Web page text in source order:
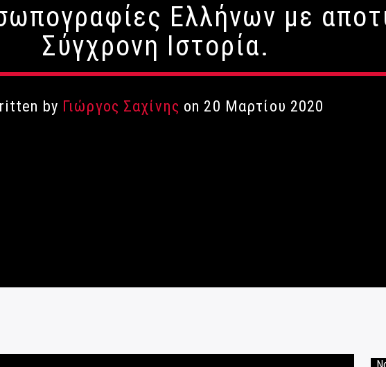
Ελλήνων με
Σύγχρονη Ιστορία.
by Γιώργος Σαχίνης on 20 Μαρτίου 2020